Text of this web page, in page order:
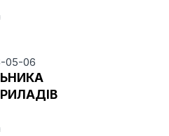
05-06